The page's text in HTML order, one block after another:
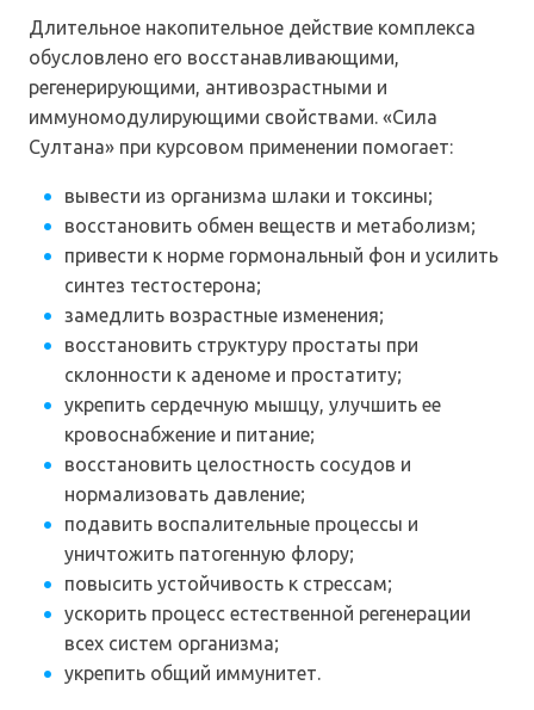
Длительное накопительное действие комплекса
обусловлено его восстанавливающими,
регенерирующими, антивозрастными и
иммуномодулирующими свойствами. «Сила
Султана» при курсовом применении помогает:
вывести из организма шлаки и токсины;
восстановить обмен веществ и метаболизм;
привести к норме гормональный фон и усилить
синтез тестостерона;
замедлить возрастные изменения;
восстановить структуру простаты при
склонности к аденоме и простатиту;
укрепить сердечную мышцу, улучшить ее
кровоснабжение и питание;
восстановить целостность сосудов и
нормализовать давление;
подавить воспалительные процессы и
уничтожить патогенную флору;
повысить устойчивость к стрессам;
ускорить процесс естественной регенерации
всех систем организма;
укрепить общий иммунитет.